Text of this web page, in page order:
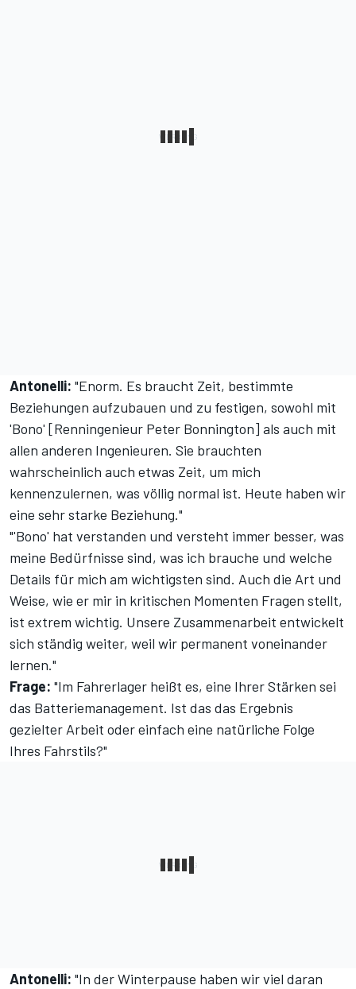
Antonelli: "Enorm. Es braucht Zeit, bestimmte
Beziehungen aufzubauen und zu festigen, sowohl mit
'Bono' [Renningenieur Peter Bonnington] als auch mit
allen anderen Ingenieuren. Sie brauchten
wahrscheinlich auch etwas Zeit, um mich
kennenzulernen, was völlig normal ist. Heute haben wir
eine sehr starke Beziehung."
"'Bono' hat verstanden und versteht immer besser, was
meine Bedürfnisse sind, was ich brauche und welche
Details für mich am wichtigsten sind. Auch die Art und
Weise, wie er mir in kritischen Momenten Fragen stellt,
ist extrem wichtig. Unsere Zusammenarbeit entwickelt
sich ständig weiter, weil wir permanent voneinander
lernen."
Frage: "Im Fahrerlager heißt es, eine Ihrer Stärken sei
das Batteriemanagement. Ist das das Ergebnis
gezielter Arbeit oder einfach eine natürliche Folge
Ihres Fahrstils?"
Antonelli: "In der Winterpause haben wir viel daran